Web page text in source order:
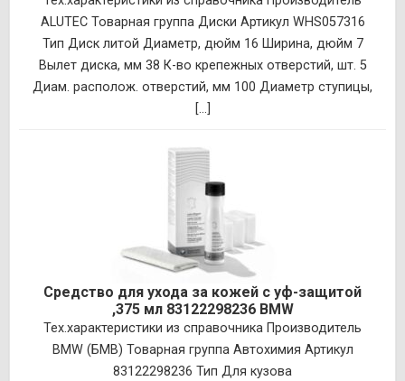
ALUTEC Товарная группа Диски Артикул WHS057316
Тип Диск литой Диаметр, дюйм 16 Ширина, дюйм 7
Вылет диска, мм 38 К-во крепежных отверстий, шт. 5
Диам. располож. отверстий, мм 100 Диаметр ступицы,
[...]
Средство для ухода за кожей с уф-защитой
,375 мл 83122298236 BMW
Тех.характеристики из справочника Производитель
BMW (БМВ) Товарная группа Автохимия Артикул
83122298236 Тип Для кузова